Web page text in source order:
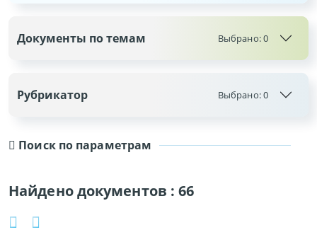
Поиск по параметрам
Найдено документов :66
Документы по темам Выбрано:0
Рубрикатор Выбрано:0